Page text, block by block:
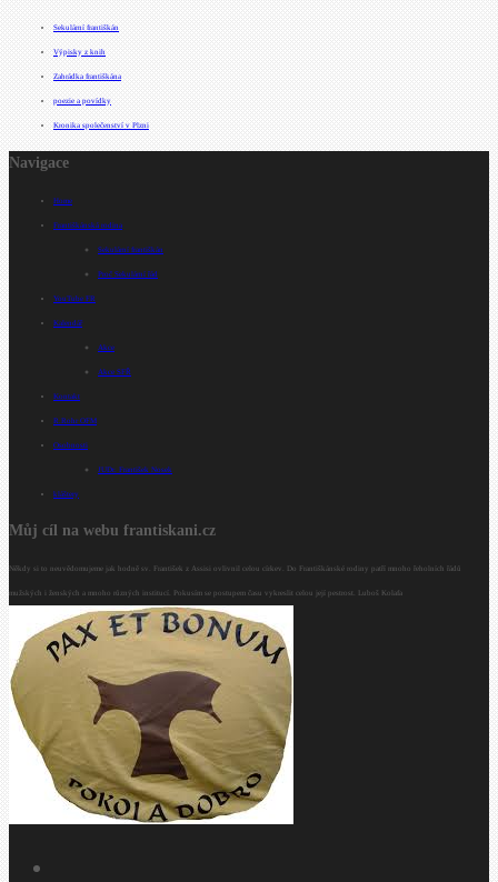
Sekulární františkán
Výpisky z knih
Zahrádka františkána
poezie a povídky
Kronika společenství v Plzni
Navigace
Home
Františkánská rodina
Sekulární františkán
Proč Sekulární řád
YouTube FR
Kalendář
Akce
Akce SFŘ
Kontakt
R.Rohr OFM
Osobnosti
JUDr. František Nosek
kláštery
Můj cíl na webu frantiskani.cz
Někdy si to neuvědomujeme jak hodně sv. František z Assisi ovlivnil celou církev. Do Františkánské rodiny patří mnoho řeholních řádů
mužských i ženských a mnoho různých institucí. Pokusím se postupem času vykreslit celou její pestrost. Luboš Kolafa